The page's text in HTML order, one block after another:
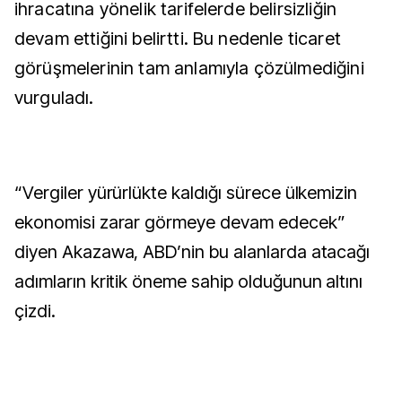
ihracatına yönelik tarifelerde belirsizliğin
devam ettiğini belirtti. Bu nedenle ticaret
görüşmelerinin tam anlamıyla çözülmediğini
vurguladı.
“Vergiler yürürlükte kaldığı sürece ülkemizin
ekonomisi zarar görmeye devam edecek”
diyen Akazawa, ABD’nin bu alanlarda atacağı
adımların kritik öneme sahip olduğunun altını
çizdi.